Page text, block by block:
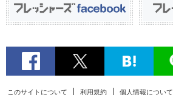
このサイトについて 利用規約 個人情報について